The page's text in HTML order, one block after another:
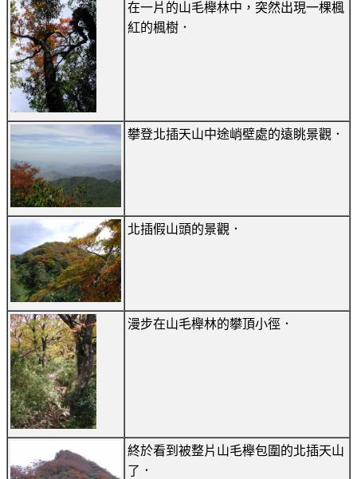
在一片的山毛櫸林中，突然出現一棵楓
紅的楓樹．
攀登北插天山中途峭壁處的遠眺景觀．
北插假山頭的景觀．
漫步在山毛櫸林的攀頂小徑．
終於看到被整片山毛櫸包圍的北插天山
了．